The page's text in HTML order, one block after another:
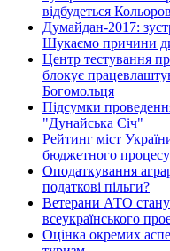
відбудеться
Думайдан-2017:
Шукаємо причини
Центр тестування
блокує
Богомольця
Підсумки
"Дунайська Січ"
Рейтинг міст
бюджетного процесу
Оподаткування
податкові пільги?
Ветерани АТО
всеукраїнського
Оцінка окремих